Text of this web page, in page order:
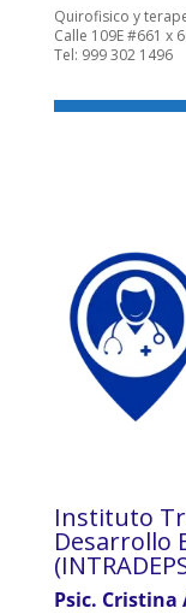
Quirofisico y
Calle 109E #661 x
Tel: 999 302 1496
Instituto
Desarrollo
Psic. Cristina